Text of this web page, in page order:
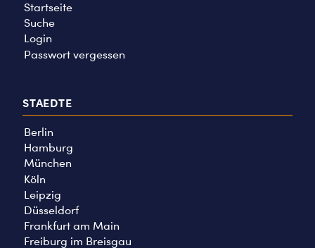
Startseite
Suche
Login
Passwort vergessen
STAEDTE
Berlin
Hamburg
München
Köln
Leipzig
Düsseldorf
Frankfurt am Main
Freiburg im Breisgau